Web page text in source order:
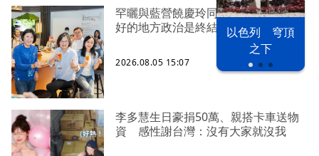
以色列 穹頂
之下
罕曬與藍營饒慶玲同框照 蔡英文：
好的地方政治是終結對立、彼此接力
2026.08.05 15:07
李多慧生日豪捐50萬、親搭卡車送物
資 感性謝台灣：沒有大家就沒我